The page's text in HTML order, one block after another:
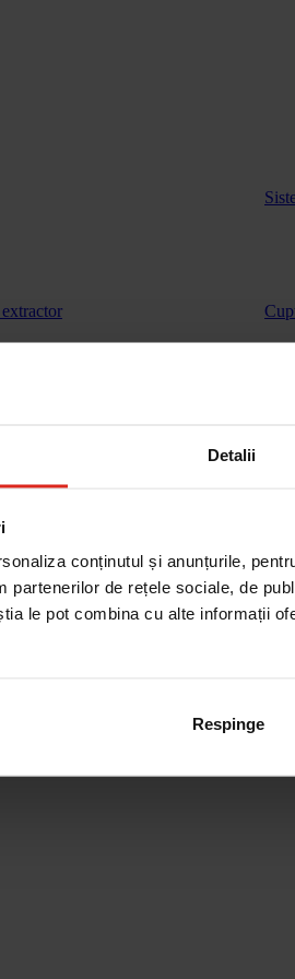
Detalii
conținutul și anunțurile,
partenerilor de rețele sociale, de
le pot combina cu alte informații
Respinge